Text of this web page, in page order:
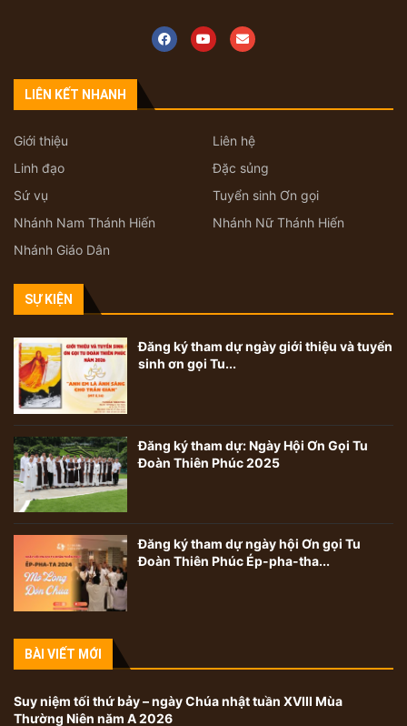
LIÊN KẾT NHANH
Giới thiệu
Liên hệ
Linh đạo
Đặc sủng
Sứ vụ
Tuyển sinh Ơn gọi
Nhánh Nam Thánh Hiến
Nhánh Nữ Thánh Hiến
Nhánh Giáo Dân
SỰ KIỆN
Đăng ký tham dự ngày giới thiệu và tuyển
sinh ơn gọi Tu...
Đăng ký tham dự: Ngày Hội Ơn Gọi Tu
Đoàn Thiên Phúc 2025
Đăng ký tham dự ngày hội Ơn gọi Tu
Đoàn Thiên Phúc Ép-pha-tha...
BÀI VIẾT MỚI
Suy niệm tối thứ bảy – ngày Chúa nhật tuần XVIII Mùa
Thường Niên năm A 2026